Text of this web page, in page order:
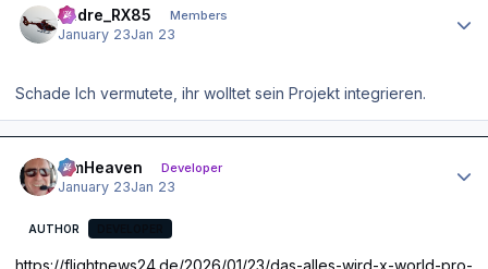
Andre_RX85 Members
January 23Jan 23
Schade Ich vermutete, ihr wolltet sein Projekt integrieren.
simHeaven Developer
January 23Jan 23
AUTHOR
https://flightnews24.de/2026/01/23/das-alles-wird-x-world-pro-